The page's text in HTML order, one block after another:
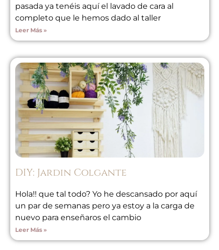
pasada ya tenéis aquí el lavado de cara al
completo que le hemos dado al taller
Leer Más »
DIY: Jardin Colgante
Hola!! que tal todo? Yo he descansado por aquí
un par de semanas pero ya estoy a la carga de
nuevo para enseñaros el cambio
Leer Más »